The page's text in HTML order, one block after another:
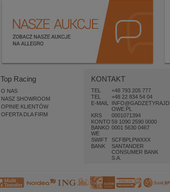
Top Racing
O NAS
NASZ SHOWROOM
OPINIE KLIENTÓW
OFERTA DLA FIRM
KONTAKT
TEL
+48 793 205 777
TEL
+48 22 834 54 04
E-MAIL
INFO@GADZETYRAJD
OWE.PL
KRS
0001071394
KONTO
BANKO
WE
59 1090 2590 0000
0001 5630 0467
SWIFT
SCFBPLPWXXX
BANK
SANTANDER
CONSUMER BANK
S.A.